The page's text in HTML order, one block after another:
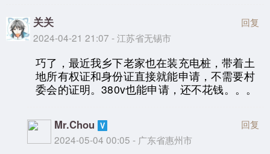
关关
2024-04-21 21:07 - 江苏省无锡市
回复
巧了，最近我乡下老家也在装充电桩，带着土
地所有权证和身份证直接就能申请，不需要村
委会的证明。380v也能申请，还不花钱。。。
Mr.Chou
2024-05-04 00:05 - 广东省惠州市
回复